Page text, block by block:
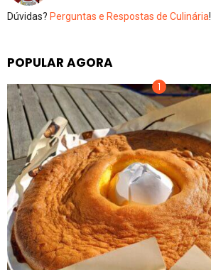
Dúvidas? Perguntas e Respostas de Culinária!
POPULAR AGORA